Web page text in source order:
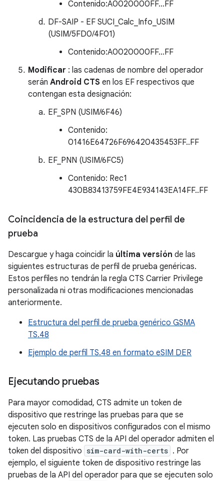
Contenido:A0020000FF…FF
DF-SAIP - EF SUCI_Calc_Info_USIM
(USIM/5FD0/4F01)
Contenido:A0020000FF…FF
Modificar : las cadenas de nombre del operador
serán Android CTS en los EF respectivos que
contengan esta designación:
EF_SPN (USIM/6F46)
Contenido:
01416E64726F696420435453FF..FF
EF_PNN (USIM/6FC5)
Contenido: Rec1
430B83413759FE4E934143EA14FF..FF
Coincidencia de la estructura del perfil de
prueba
Descargue y haga coincidir la última versión de las
siguientes estructuras de perfil de prueba genéricas.
Estos perfiles no tendrán la regla CTS Carrier Privilege
personalizada ni otras modificaciones mencionadas
anteriormente.
Estructura del perfil de prueba genérico GSMA
TS.48
Ejemplo de perfil TS.48 en formato eSIM DER
Ejecutando pruebas
Para mayor comodidad, CTS admite un token de
dispositivo que restringe las pruebas para que se
ejecuten solo en dispositivos configurados con el mismo
token. Las pruebas CTS de la API del operador admiten el
token del dispositivo sim-card-with-certs . Por
ejemplo, el siguiente token de dispositivo restringe las
pruebas de la API del operador para que se ejecuten solo